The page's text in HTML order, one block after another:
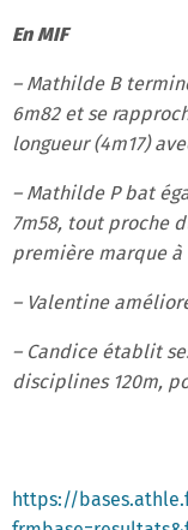
En MIF
– Mathilde B
6m82 et se
longueur (4m17)
– Mathilde P bat
7m58, tout proche
première marque à
– Valentine
– Candice établit
disciplines 120m,
https://